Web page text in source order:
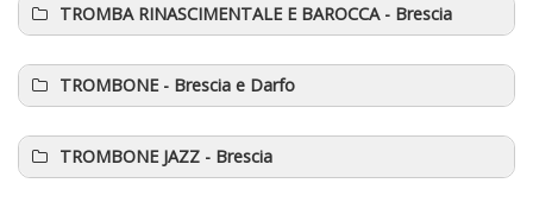
TROMBA RINASCIMENTALE E BAROCCA- Brescia
TROMBONE- Brescia e Darfo
TROMBONE JAZZ - Brescia